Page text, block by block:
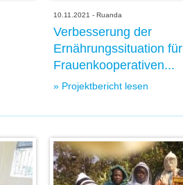
10.11.2021 - Ruanda
Verbesserung der
Ernährungssituation für
Frauenkooperativen...
» Projektbericht lesen